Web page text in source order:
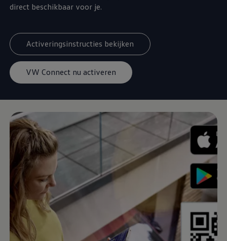
direct beschikbaar voor je.
Activeringsinstructies bekijken
VW Connect nu activeren